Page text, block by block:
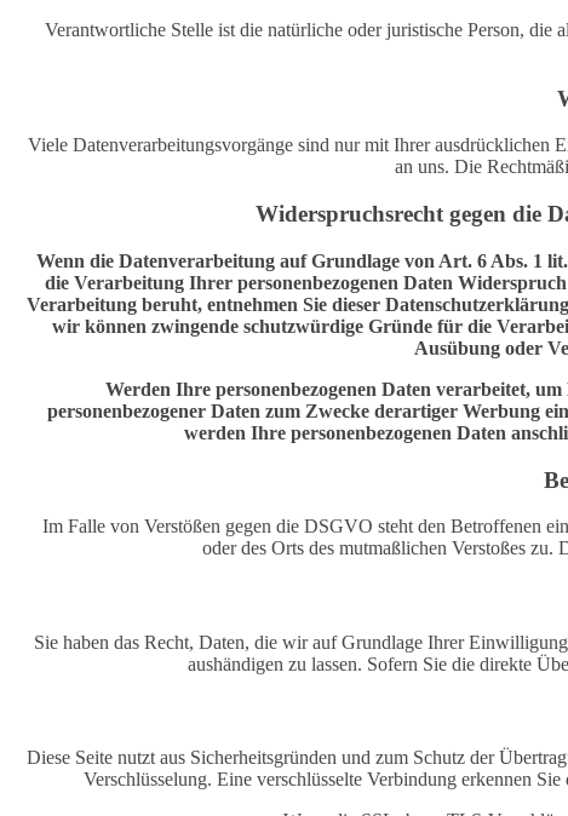
Verantwortliche Stelle ist die natürliche oder juristische Person,
Viele Datenverarbeitungsvorgänge sind nur mit Ihrer
an uns. Die
Widerspruchsrecht gegen die
Wenn die Datenverarbeitung auf Grundlage von Art. 6 Abs. 1
die Verarbeitung Ihrer personenbezogenen Daten
Verarbeitung beruht, entnehmen Sie dieser
wir können zwingende schutzwürdige Gründe für die
Ausübung oder
Werden Ihre personenbezogenen Daten verarbeitet,
personenbezogener Daten zum Zwecke derartiger Werbung
werden Ihre personenbezogenen Daten
Im Falle von Verstößen gegen die DSGVO steht den Betroffenen
oder des Orts des mutmaßlichen Verstoßes
Sie haben das Recht, Daten, die wir auf Grundlage Ihrer
aushändigen zu lassen. Sofern Sie die direkte
Diese Seite nutzt aus Sicherheitsgründen und zum Schutz der
Verschlüsselung. Eine verschlüsselte Verbindung erkennen